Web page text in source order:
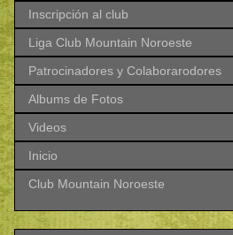
Inscripción al club
Liga Club Mountain Noroeste
Patrocinadores y Colaborarodores
Albums de Fotos
Videos
Inicio
Club Mountain Noroeste